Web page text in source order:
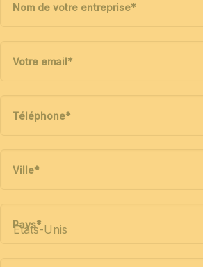
Nom de votre entreprise*
Votre email*
Téléphone*
Ville*
Pays*